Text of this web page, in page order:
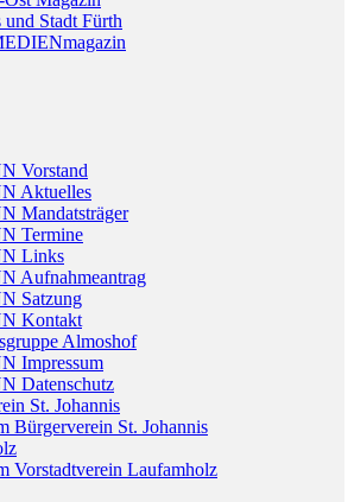
Stadt Fürth
Vorstand
Aktuelles
Mandatsträger
Termine
Links
Aufnahmeantrag
Satzung
Kontakt
Almoshof
Impressum
Datenschutz
St. Johannis
Bürgerverein St. Johannis
Vorstadtverein Laufamholz